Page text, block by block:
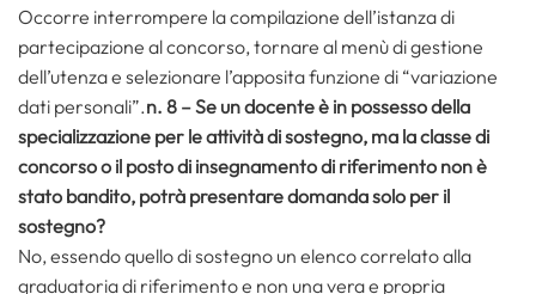
Occorre interrompere la compilazione dell’istanza di
partecipazione al concorso, tornare al menù di gestione
dell’utenza e selezionare l’apposita funzione di “variazione
dati personali”.n. 8 – Se un docente è in possesso della
specializzazione per le attività di sostegno, ma la classe di
concorso o il posto di insegnamento di riferimento non è
stato bandito, potrà presentare domanda solo per il
sostegno?
No, essendo quello di sostegno un elenco correlato alla
graduatoria di riferimento e non una vera e propria